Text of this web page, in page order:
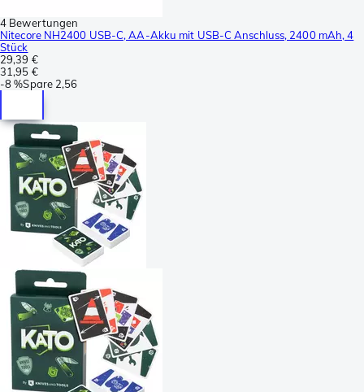
4 Bewertungen
Nitecore NH2400 USB-C, AA-Akku mit USB-C Anschluss, 2400 mAh, 4
Stück
29,39 €
31,95 €
-8 %Spare 2,56